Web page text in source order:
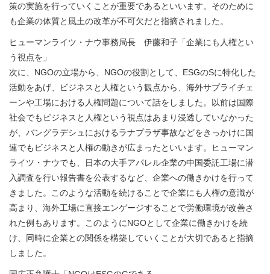
策の実施を行っていくことが重要であるといいます。そのために
も企業の体質と風土の改革が不可欠だと指摘されました。
ヒューマンライツ・ナウ事務局長 伊藤和子「企業にも人権とい
う視点を」
次に、NGOの立場から、NGOの役割として、ESGのSに特化した
活動をあげ、ビジネスと人権という観点から、海外サプライチェ
ーンや工場における人権問題について話をしました。以前は国際
社会でもビジネスと人権という視点はあまり浸透していなかった
が、バングラデシュにおけるラナプラザ事故などをきっかけに国
連でもビジネスと人権の動きが広まったといいます。ヒューマン
ライツ・ナウでも、日本の大手アパレル企業の中国委託工場に潜
入調査を行い報告書を公表するなど、企業への働きかけを行って
きました。このような活動を続けることで企業にも人権の意識が
高まり、海外工場に直接エンゲージすることで労働環境が改善さ
れた例もあります。このようにNGOとして企業に働きかけを続
け、同時に企業との関係を構築していくことが大切であると指摘
しました。